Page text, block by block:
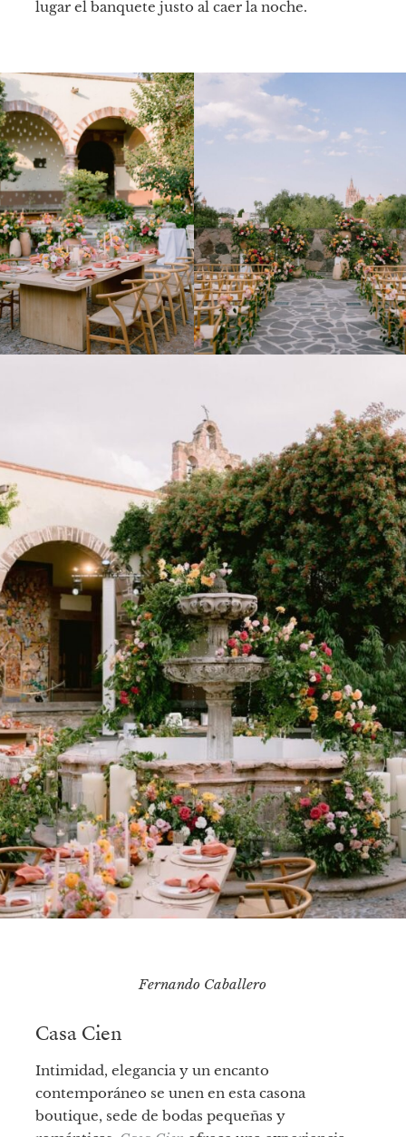
lugar el banquete justo al caer la noche.
Fernando Caballero
Casa Cien
Intimidad, elegancia y un encanto
contemporáneo se unen en esta casona
boutique, sede de bodas pequeñas y